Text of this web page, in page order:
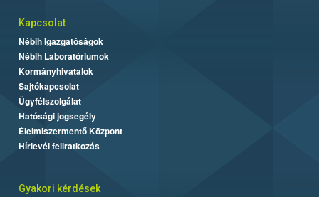
Kapcsolat
Nébih Igazgatóságok
Nébih Laboratóriumok
Kormányhivatalok
Sajtókapcsolat
Ügyfélszolgálat
Hatósági jogsegély
Élelmiszermentő Központ
Hírlevél feliratkozás
Gyakori kérdések